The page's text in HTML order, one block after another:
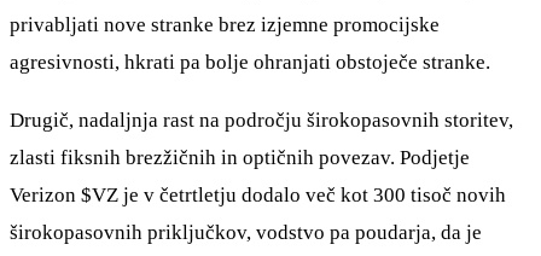
privabljati nove stranke brez izjemne promocijske
agresivnosti, hkrati pa bolje ohranjati obstoječe stranke.
Drugič, nadaljnja rast na področju širokopasovnih storitev,
zlasti fiksnih brezžičnih in optičnih povezav. Podjetje
Verizon $VZ je v četrtletju dodalo več kot 300 tisoč novih
širokopasovnih priključkov, vodstvo pa poudarja, da je